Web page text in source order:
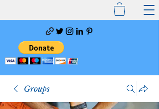
Groups